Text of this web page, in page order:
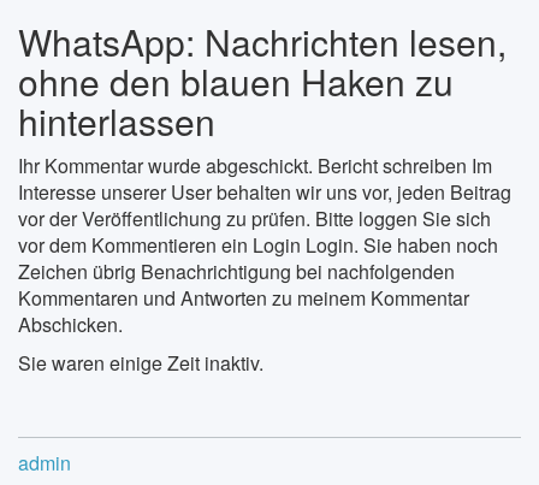
WhatsApp: Nachrichten lesen,
ohne den blauen Haken zu
hinterlassen
Ihr Kommentar wurde abgeschickt. Bericht schreiben Im
Interesse unserer User behalten wir uns vor, jeden Beitrag
vor der Veröffentlichung zu prüfen. Bitte loggen Sie sich
vor dem Kommentieren ein Login Login. Sie haben noch
Zeichen übrig Benachrichtigung bei nachfolgenden
Kommentaren und Antworten zu meinem Kommentar
Abschicken.
Sie waren einige Zeit inaktiv.
admin